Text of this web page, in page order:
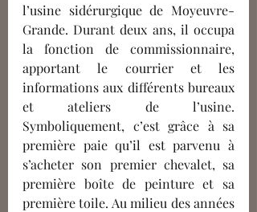
l’usine sidérurgique de Moyeuvre-
Grande. Durant deux ans, il occupa
la fonction de commissionnaire,
apportant le courrier et les
informations aux différents bureaux
et ateliers de l’usine.
Symboliquement, c’est grâce à sa
première paie qu’il est parvenu à
s’acheter son premier chevalet, sa
première boîte de peinture et sa
première toile. Au milieu des années